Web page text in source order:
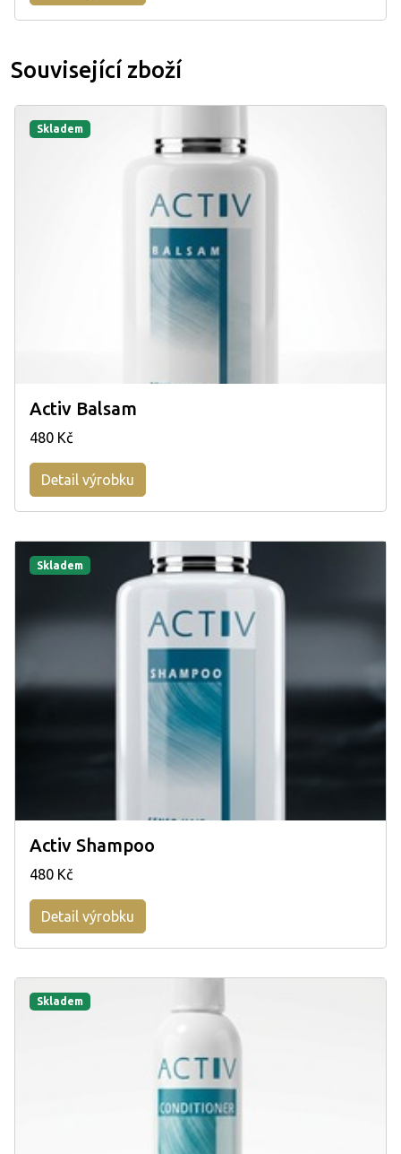
Související zboží
Skladem
Activ Balsam
480 Kč
Detail výrobku
Skladem
Activ Shampoo
480 Kč
Detail výrobku
Skladem